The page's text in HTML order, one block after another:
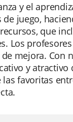
y el
juego,
que
Los
mejora. Con
y
favoritas